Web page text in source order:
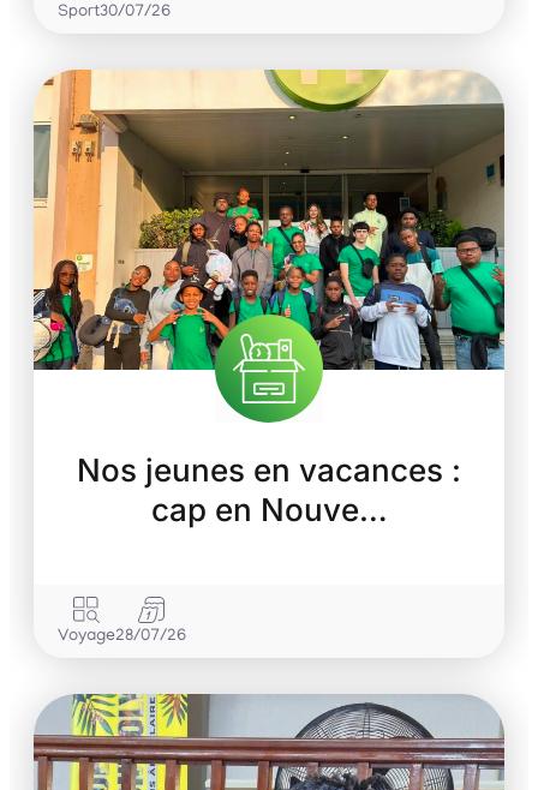
Sport30/07/26
Nos jeunes en vacances :
cap en Nouve…
Voyage28/07/26